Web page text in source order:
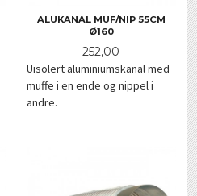
ALUKANAL MUF/NIP 55CM
Ø160
Pris
252,00
Uisolert aluminiumskanal med
muffe i en ende og nippel i
andre.